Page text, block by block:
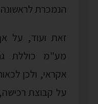
הנמכרת
זאת ועוד, על
מע"מ כוללת
אקראי, ולכן
על קבוצת